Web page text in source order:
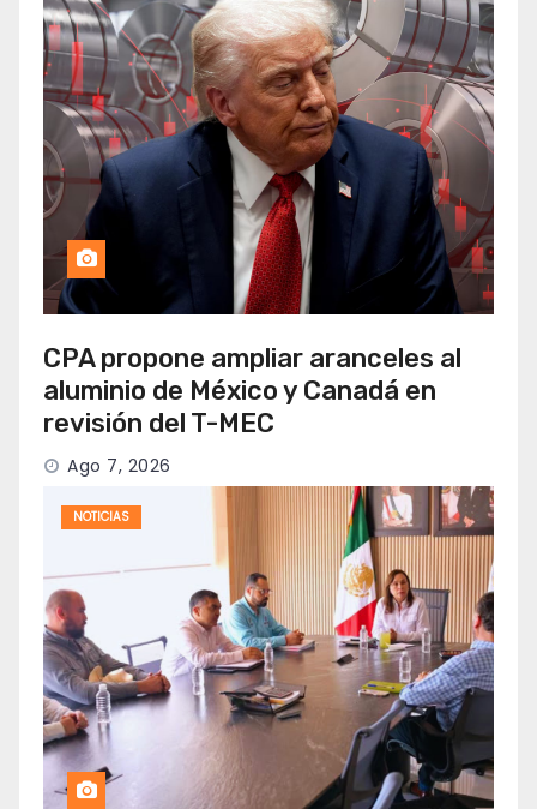
CPA propone ampliar aranceles al
aluminio de México y Canadá en
revisión del T-MEC
Ago 7, 2026
NOTICIAS